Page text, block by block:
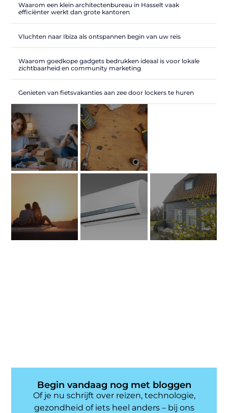
Waarom een klein architectenbureau in Hasselt vaak
efficiënter werkt dan grote kantoren
Vluchten naar Ibiza als ontspannen begin van uw reis
Waarom goedkope gadgets bedrukken ideaal is voor lokale
zichtbaarheid en community marketing
Genieten van fietsvakanties aan zee door lockers te huren
Begin vandaag nog met bloggen
Of je nu schrijft over reizen, technologie,
gezondheid of iets heel anders – bij ons